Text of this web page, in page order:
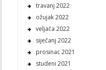
travanj 2022
ožujak 2022
veljača 2022
siječanj 2022
prosinac 2021
studeni 2021